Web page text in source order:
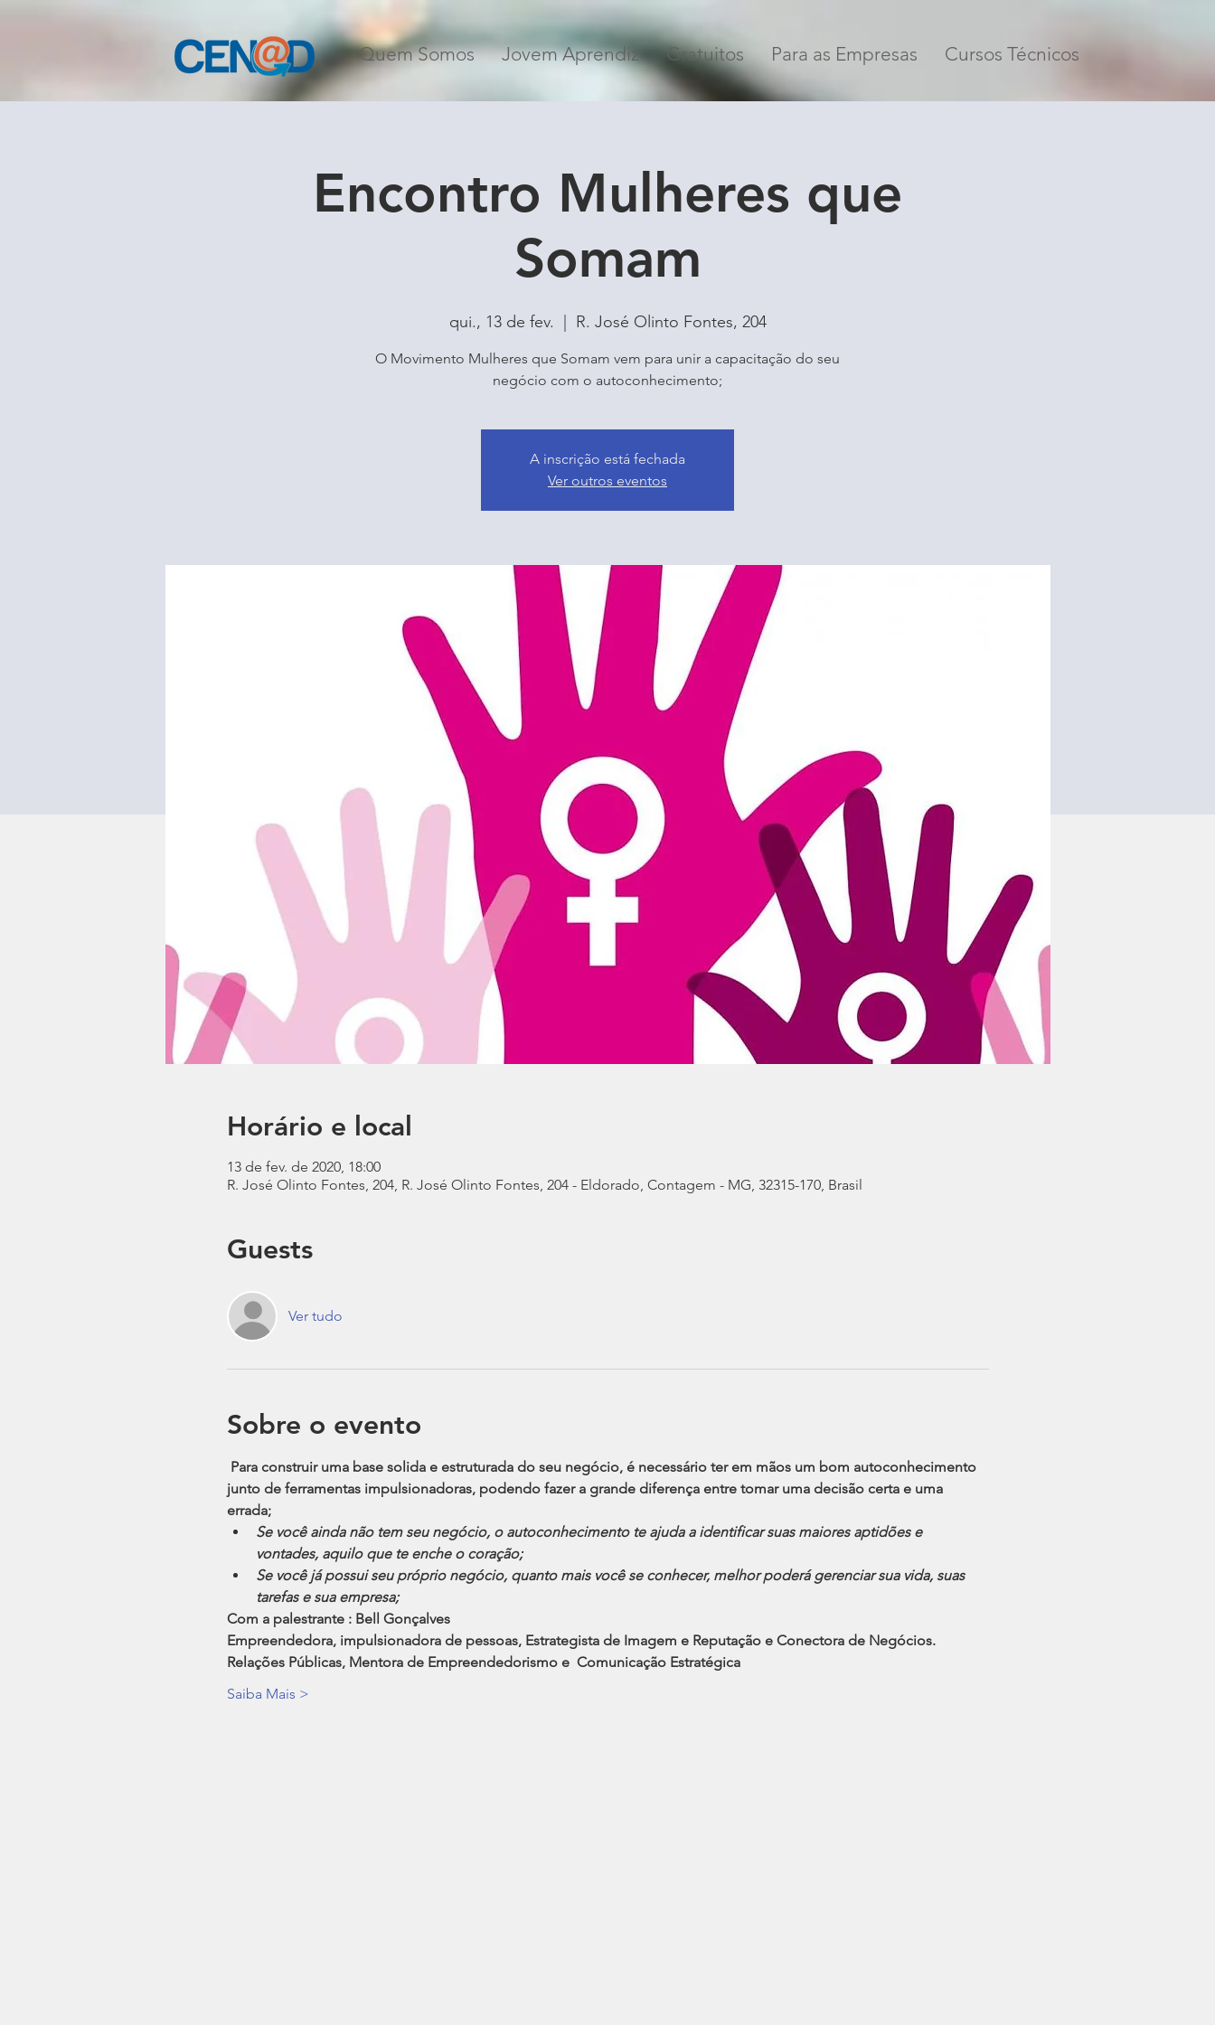
Quem Somos Jovem Aprendiz Gratuitos Para as Empresas Cursos Técnicos
Encontro Mulheres que
Somam
qui., 13 de fev. R. José Olinto Fontes, 204
O Movimento Mulheres que Somam vem para unir a capacitação do seu
negócio com o autoconhecimento;
A inscrição está fechada
Ver outros eventos
Horário e local
13 de fev. de 2020, 18:00
R. José Olinto Fontes, 204, R. José Olinto Fontes, 204 - Eldorado, Contagem - MG, 32315-170, Brasil
Guests
Ver tudo
Sobre o evento
Para construir uma base solida e estruturada do seu negócio, é necessário ter em mãos um bom autoconhecimento
junto de ferramentas impulsionadoras, podendo fazer a grande diferença entre tomar uma decisão certa e uma
errada;
Se você ainda não tem seu negócio, o autoconhecimento te ajuda a identificar suas maiores aptidões e
vontades, aquilo que te enche o coração;
Se você já possui seu próprio negócio, quanto mais você se conhecer, melhor poderá gerenciar sua vida, suas
tarefas e sua empresa;
Com a palestrante : Bell Gonçalves
Empreendedora, impulsionadora de pessoas, Estrategista de Imagem e Reputação e Conectora de Negócios.
Relações Públicas, Mentora de Empreendedorismo e  Comunicação Estratégica
Saiba Mais >